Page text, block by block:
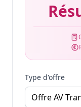
Type d'offre